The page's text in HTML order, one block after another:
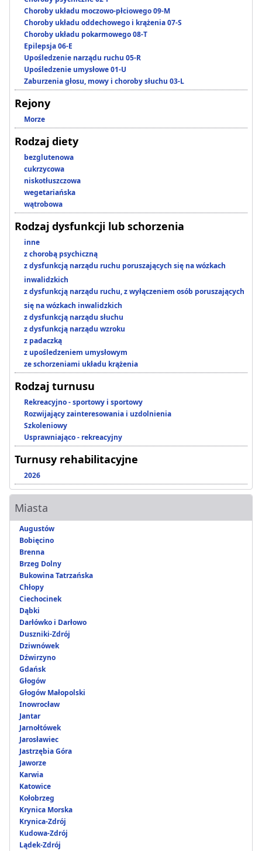
Choroby układu moczowo-płciowego 09-M
Choroby układu oddechowego i krążenia 07-S
Choroby układu pokarmowego 08-T
Epilepsja 06-E
Upośledzenie narządu ruchu 05-R
Upośledzenie umysłowe 01-U
Zaburzenia głosu, mowy i choroby słuchu 03-L
Rejony
Morze
Rodzaj diety
bezglutenowa
cukrzycowa
niskotłuszczowa
wegetariańska
wątrobowa
Rodzaj dysfunkcji lub schorzenia
inne
z chorobą psychiczną
z dysfunkcją narządu ruchu poruszających się na wózkach
inwalidzkich
z dysfunkcją narządu ruchu, z wyłączeniem osób poruszających
się na wózkach inwalidzkich
z dysfunkcją narządu słuchu
z dysfunkcją narządu wzroku
z padaczką
z upośledzeniem umysłowym
ze schorzeniami układu krążenia
Rodzaj turnusu
Rekreacyjno - sportowy i sportowy
Rozwijający zainteresowania i uzdolnienia
Szkoleniowy
Usprawniająco - rekreacyjny
Turnusy rehabilitacyjne
2026
Miasta
Augustów
Bobięcino
Brenna
Brzeg Dolny
Bukowina Tatrzańska
Chłopy
Ciechocinek
Dąbki
Darłówko i Darłowo
Duszniki-Zdrój
Dziwnówek
Dźwirzyno
Gdańsk
Głogów
Głogów Małopolski
Inowrocław
Jantar
Jarnołtówek
Jarosławiec
Jastrzębia Góra
Jaworze
Karwia
Katowice
Kołobrzeg
Krynica Morska
Krynica-Zdrój
Kudowa-Zdrój
Lądek-Zdrój